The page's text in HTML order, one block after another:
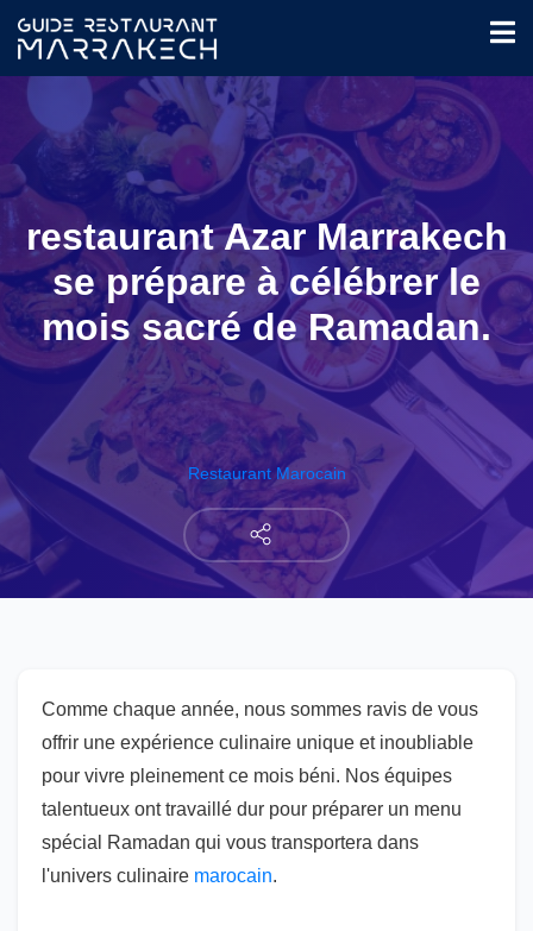
restaurant Azar Marrakech
se prépare à célébrer le
mois sacré de Ramadan.
Restaurant Marocain
Comme chaque année, nous sommes ravis de vous
offrir une expérience culinaire unique et inoubliable
pour vivre pleinement ce mois béni. Nos équipes
talentueux ont travaillé dur pour préparer un menu
spécial Ramadan qui vous transportera dans
l'univers culinaire marocain.